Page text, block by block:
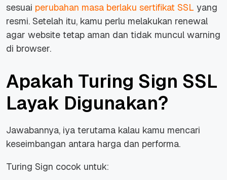
sesuai perubahan masa berlaku sertifikat SSL yang
resmi. Setelah itu, kamu perlu melakukan renewal
agar website tetap aman dan tidak muncul warning
di browser.
Apakah Turing Sign SSL
Layak Digunakan?
Jawabannya, iya terutama kalau kamu mencari
keseimbangan antara harga dan performa.
Turing Sign cocok untuk: